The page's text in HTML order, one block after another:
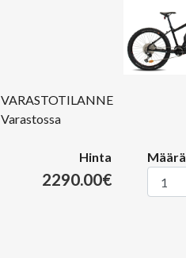
VARASTOTILANNE
Varastossa
Hinta
2290.00€
Määrä